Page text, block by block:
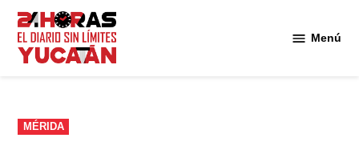
Saltar
contenido
Menú
PUBLICADO
EN
MÉRIDA